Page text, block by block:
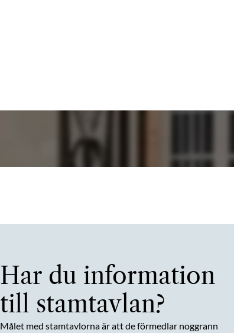
Har du information
till stamtavlan?
Målet med stamtavlorna är att de förmedlar noggrann